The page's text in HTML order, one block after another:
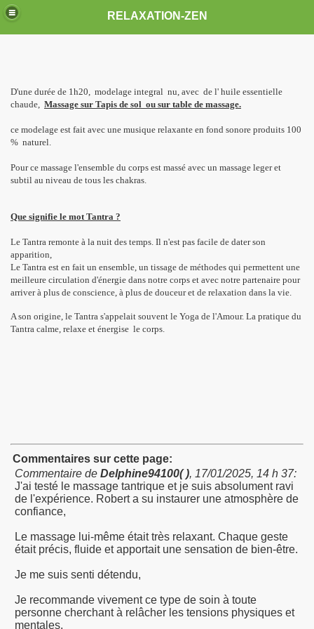
RELAXATION-ZEN
D'une durée de 1h20, modelage integral nu, avec de l' huile essentielle
chaude, Massage sur Tapis de sol ou sur table de massage.
ce modelage est fait avec une musique relaxante en fond sonore produits 100
% naturel.
Pour ce massage l'ensemble du corps est massé avec un massage leger et
subtil au niveau de tous les chakras.
Que signifie le mot Tantra ?
Le Tantra remonte à la nuit des temps. Il n'est pas facile de dater son
apparition,
Le Tantra est en fait un ensemble, un tissage de méthodes qui permettent une
meilleure circulation d'énergie dans notre corps et avec notre partenaire pour
arriver à plus de conscience, à plus de douceur et de relaxation dans la vie.
A son origine, le Tantra s'appelait souvent le Yoga de l'Amour. La pratique du
Tantra calme, relaxe et énergise le corps.
Commentaires sur cette page:
Commentaire de Delphine94100( ), 17/01/2025, 14 h 37:
J'ai testé le massage tantrique et je suis absolument ravi
de l'expérience. Robert a su instaurer une atmosphère de
confiance,
Le massage lui-même était très relaxant. Chaque geste
était précis, fluide et apportait une sensation de bien-être.
Je me suis senti détendu,
Je recommande vivement ce type de soin à toute
personne cherchant à relâcher les tensions physiques et
mentales,